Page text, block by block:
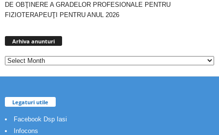
DE OBŢINERE A GRADELOR PROFESIONALE PENTRU
FIZIOTERAPEUŢI PENTRU ANUL 2026
Arhiva anunturi
Legaturi utile
Facebook Dsp Iasi
Infocons